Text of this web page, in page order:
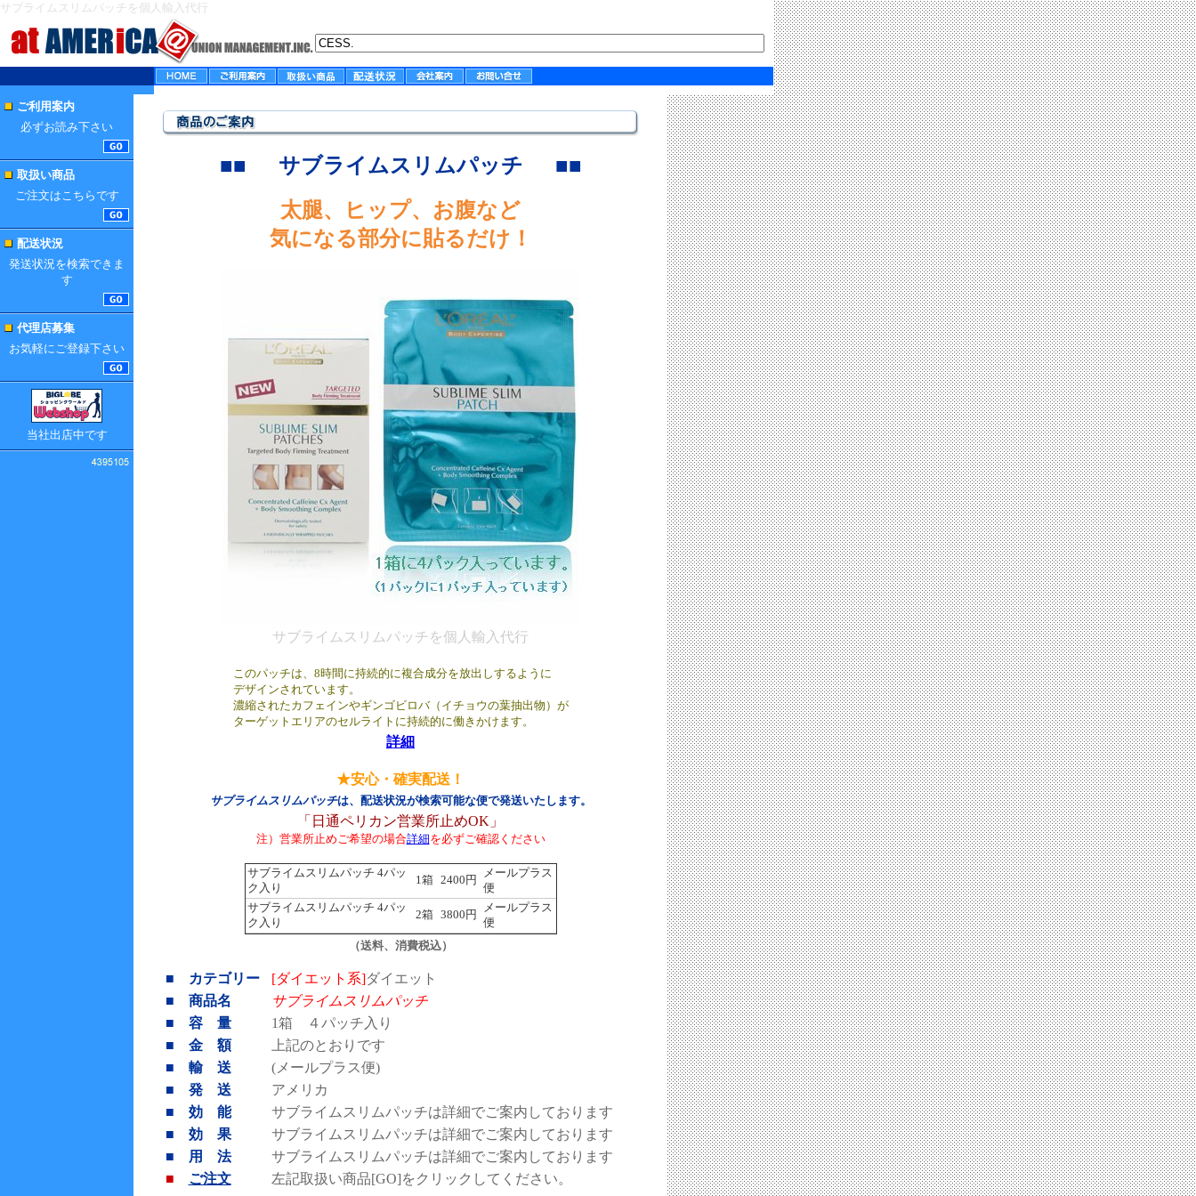
サブライムスリムパッチを個人輸入代行
ご利用案内
必ずお読み下さい
取扱い商品
ご注文はこちらです
配送状況
発送状況を検索できま
す
代理店募集
お気軽にご登録下さい
当社出店中です
■■ サブライムスリムパッチ ■■
太腿、ヒップ、お腹など
気になる部分に貼るだけ！
サブライムスリムパッチを個人輸入代行
このパッチは、8時間に持続的に複合成分を放出しするように
デザインされています。
濃縮されたカフェインやギンゴビロバ（イチョウの葉抽出物）が
ターゲットエリアのセルライトに持続的に働きかけます。
詳細
★安心・確実配送！
サブライムスリムパッチは、配送状況が検索可能な便で発送いたします。
「日通ペリカン営業所止めOK」
注）営業所止めご希望の場合詳細を必ずご確認ください
サブライムスリムパッチ 4パッ
ク入り
1箱 2400円
メールプラス
便
サブライムスリムパッチ 4パッ
ク入り
2箱 3800円
メールプラス
便
（送料、消費税込）
■ カテゴリー [ダイエット系]ダイエット
■ 商品名
サブライムスリムパッチ
■ 容 量
1箱 ４パッチ入り
■ 金 額
上記のとおりです
■ 輸 送
(メールプラス便)
■ 発 送
アメリカ
■ 効 能
サブライムスリムパッチは詳細でご案内しております
■ 効 果
サブライムスリムパッチは詳細でご案内しております
■ 用 法
サブライムスリムパッチは詳細でご案内しております
■
ご注文 左記取扱い商品[GO]をクリックしてください。